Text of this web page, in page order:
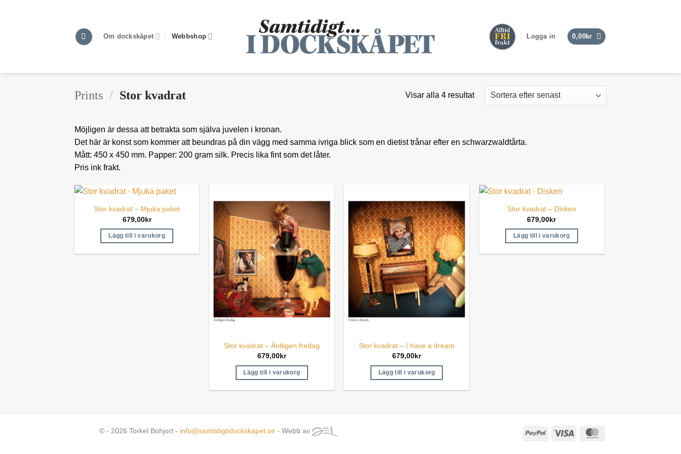
Om dockskåpet Webbshop Logga in 0,00kr
Prints / Stor kvadrat Visar alla 4 resultatSortera
efter
Möjligen är dessa att betrakta som själva juvelen i kronan.
Det här är konst som kommer att beundras på din vägg med samma ivriga blick som en dietist trånar efter en schwarzwaldtårta.
Mått: 450 x 450 mm. Papper: 200 gram silk. Precis lika fint som det låter.
Pris ink frakt.
Stor kvadrat – Mjuka paket
679,00kr
Lägg till i varukorg
Stor kvadrat – Äntligen fredag
679,00kr
Lägg till i varukorg
Stor kvadrat – I have a dream
679,00kr
Lägg till i varukorg
Stor kvadrat – Disken
679,00kr
Lägg till i varukorg
PayPal Visa
© - 2026 Torkel Bohjort - info@samtidigtidockskapet.se - Webb av